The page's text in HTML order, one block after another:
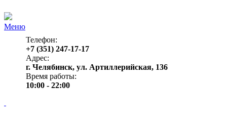
Меню
Телефон:
+7 (351) 247-17-17
Адрес:
г. Челябинск, ул. Артиллерийская, 136
Время работы:
10:00 - 22:00